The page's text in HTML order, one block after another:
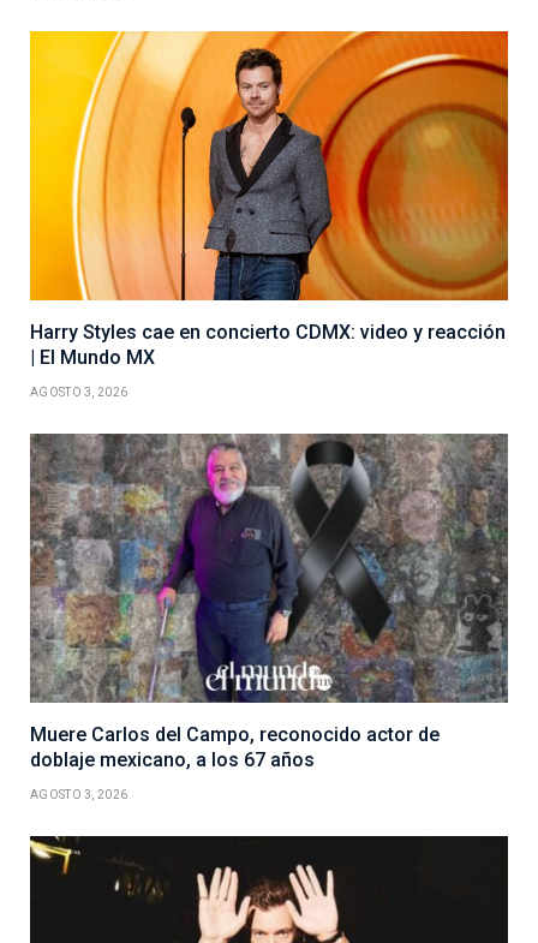
Harry Styles cae en concierto CDMX: video y reacción
| El Mundo MX
AGOSTO 3, 2026
Muere Carlos del Campo, reconocido actor de
doblaje mexicano, a los 67 años
AGOSTO 3, 2026